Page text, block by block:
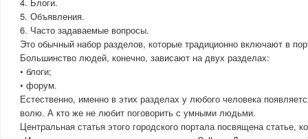
5. Объявления.
6. Часто задаваемые вопросы.
Это обычный набор разделов, которые традиционно включают в
Большинство людей, конечно, зависают на двух разделах:
• блоги;
• форум.
Естественно, именно в этих разделах у любого человека
волю. А кто же не любит поговорить с умными людьми.
Центральная статья этого городского портала посвящена статье,